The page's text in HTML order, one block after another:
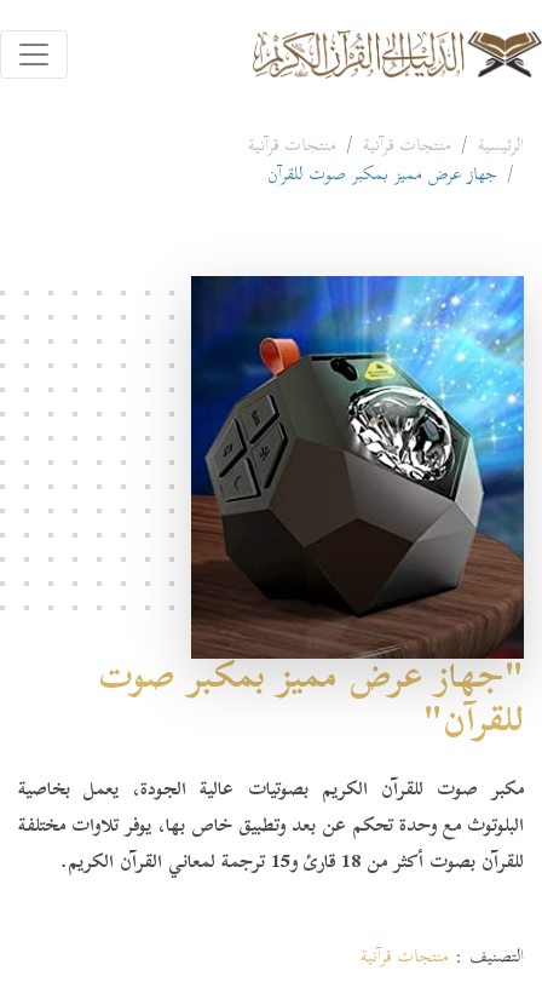
الرئيسية منتجات قرآنية
منتجات قرآنية
جهاز عرض مميز بمكبر صوت للقرآن
"جهاز عرض مميز بمكبر صوت
للقرآن"
مكبر صوت للقرآن الكريم بصوتيات عالية الجودة، يعمل بخاصية
البلوتوث مع وحدة تحكم عن بعد وتطبيق خاص بها، يوفر تلاوات مختلفة
للقرآن بصوت أكثر من 18 قارئ و15 ترجمة لمعاني القرآن الكريم.
التصنيف : منتجات قرآنية